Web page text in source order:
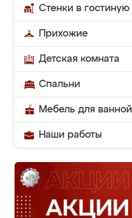
Стенки в гостиную
Прихожие
Детская комната
Спальни
Мебель для ванной
Наши работы